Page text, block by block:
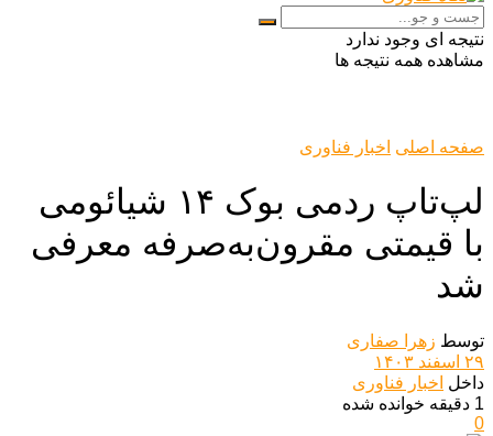
نتیجه ای وجود ندارد
مشاهده همه نتیجه ها
صفحه اصلی اخبار فناوری
لپ‌تاپ ردمی بوک ۱۴ شیائومی
با قیمتی مقرون‌به‌صرفه معرفی
شد
توسط زهرا صفاری
۲۹ اسفند ۱۴۰۳
داخل اخبار فناوری
1 دقیقه خوانده شده
0